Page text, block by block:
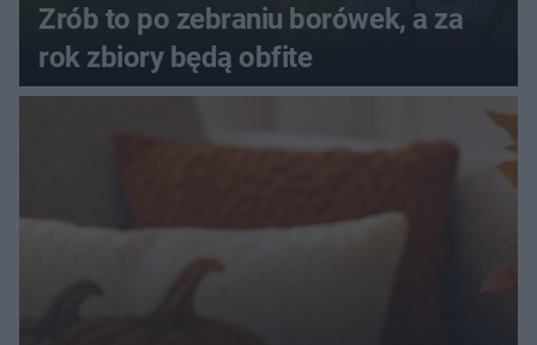
Zrób to po zebraniu borówek, a za
rok zbiory będą obfite